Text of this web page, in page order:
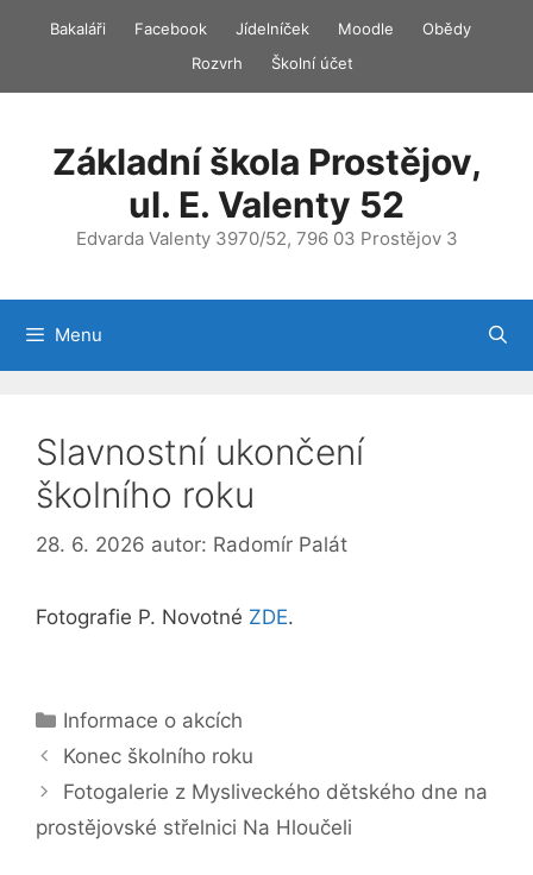
Bakaláři Facebook Jídelníček Moodle
Obědy
Rozvrh
Školní účet
Základní škola Prostějov,
ul. E. Valenty 52
Edvarda Valenty 3970/52, 796 03 Prostějov 3
Menu
Slavnostní ukončení
školního roku
28. 6. 2026 autor: Radomír Palát
Fotografie P. Novotné ZDE.
Rubriky
Informace o akcích
Konec školního roku
Fotogalerie z Mysliveckého dětského dne na
prostějovské střelnici Na Hloučeli